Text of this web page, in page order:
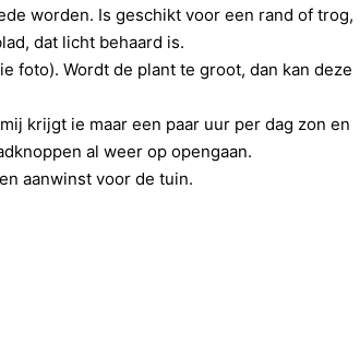
worden. Is geschikt voor een rand of trog,
dat licht behaard is.
foto). Wordt de plant te groot, dan kan deze
krijgt ie maar een paar uur per dag zon en
al weer op opengaan.
aanwinst voor de tuin.